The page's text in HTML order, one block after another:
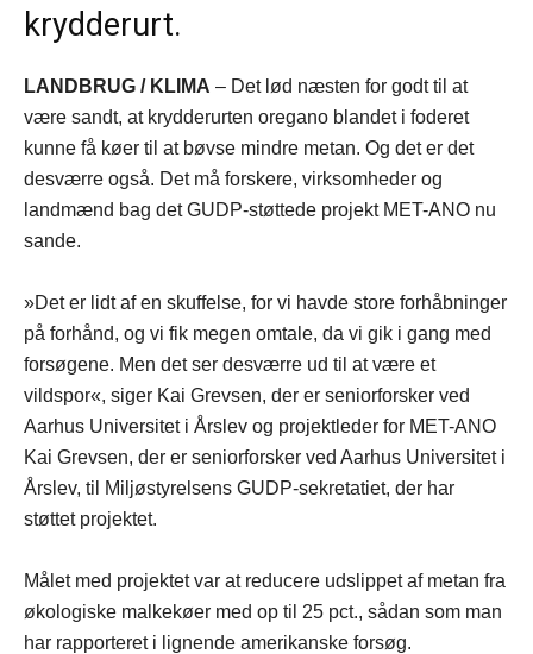
krydderurt.
LANDBRUG / KLIMA – Det lød næsten for godt til at
være sandt, at krydderurten oregano blandet i foderet
kunne få køer til at bøvse mindre metan. Og det er det
desværre også. Det må forskere, virksomheder og
landmænd bag det GUDP-støttede projekt MET-ANO nu
sande.
»Det er lidt af en skuffelse, for vi havde store forhåbninger
på forhånd, og vi fik megen omtale, da vi gik i gang med
forsøgene. Men det ser desværre ud til at være et
vildspor«, siger Kai Grevsen, der er seniorforsker ved
Aarhus Universitet i Årslev og projektleder for MET-ANO
Kai Grevsen, der er seniorforsker ved Aarhus Universitet i
Årslev, til Miljøstyrelsens GUDP-sekretatiet, der har
støttet projektet.
Målet med projektet var at reducere udslippet af metan fra
økologiske malkekøer med op til 25 pct., sådan som man
har rapporteret i lignende amerikanske forsøg.